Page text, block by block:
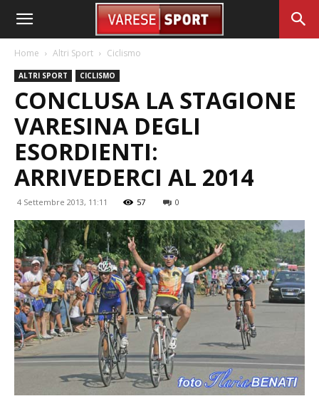
Home Altri Sport Ciclismo
ALTRI SPORT CICLISMO
CONCLUSA LA STAGIONE
VARESINA DEGLI
ESORDIENTI:
ARRIVEDERCI AL 2014
4 Settembre 2013, 11:11 57 0